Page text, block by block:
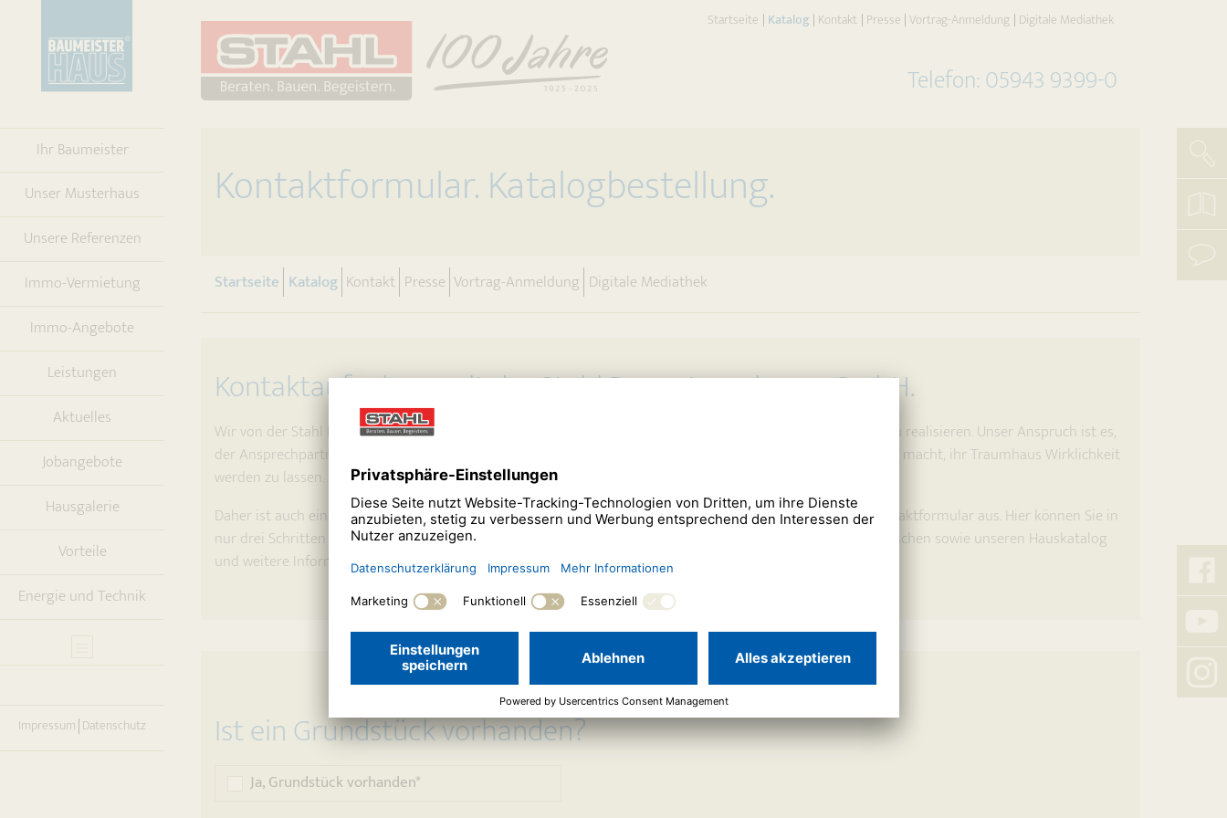
Telefon: 05943 9399-0
Ihr Baumeister
Unser Musterhaus
Unsere Referenzen
Immo-Vermietung
Immo-Angebote
Leistungen
Aktuelles
Jobangebote
Hausgalerie
Vorteile
Energie und Technik
Impressum Datenschutz
Startseite Katalog(current)
Kontakt Presse Vortrag-Anmeldung Digitale Mediathek
Kontaktformular. Katalogbestellung.
Startseite (current)
Katalog(current)
Kontakt Presse Vortrag-Anmeldung Digitale Mediathek
Kontaktaufnahme mit der Stahl Bauunternehmen GmbH.
Wir von der Stahl Bauunternehmen GmbH freuen uns sehr über Ihr Interesse, mit uns Ihr neues Eigenheim zu realisieren. Unser Anspruch ist es,
der Ansprechpartner und Baupartner zu sein, der es von Anfang an den Bauherren so angenehm wie möglich macht, ihr Traumhaus Wirklichkeit
werden zu lassen.
Daher ist auch eine erste Kontaktaufnahme mit uns ganz unkompliziert: Füllen Sie einfach das folgende Kontaktformular aus. Hier können Sie in
nur drei Schritten angeben, ob Sie bereits ein Grundstück haben, ob Sie einen Beratungstermin mit uns wünschen sowie unseren Hauskatalog
und weitere Informationen kostenfrei an Ihre Adresse anfordern.
Ist ein Grundstück vorhanden?
Ja, Grundstück vorhanden*